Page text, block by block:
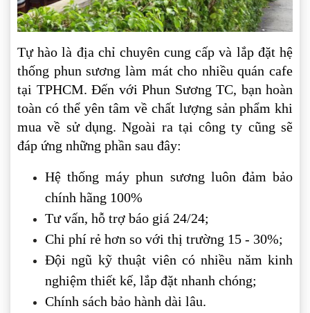
Tự hào là địa chỉ chuyên cung cấp và lắp đặt hệ
thống phun sương làm mát cho nhiều quán cafe
tại TPHCM. Đến với Phun Sương TC, bạn hoàn
toàn có thể yên tâm về chất lượng sản phẩm khi
mua về sử dụng. Ngoài ra tại công ty cũng sẽ
đáp ứng những phần sau đây:
Hệ thống máy phun sương luôn đảm bảo
chính hãng 100%
Tư vấn, hỗ trợ báo giá 24/24;
Chi phí rẻ hơn so với thị trường 15 - 30%;
Đội ngũ kỹ thuật viên có nhiều năm kinh
nghiệm thiết kế, lắp đặt nhanh chóng;
Chính sách bảo hành dài lâu.